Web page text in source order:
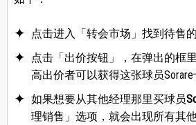
点击进入「转会市场」找到待售
点击「出价按钮」，在弹出的框
高出价者可以获得这张球员Sorare
如果想要从其他经理那里买球员
理销售」选项，就会出现所有其